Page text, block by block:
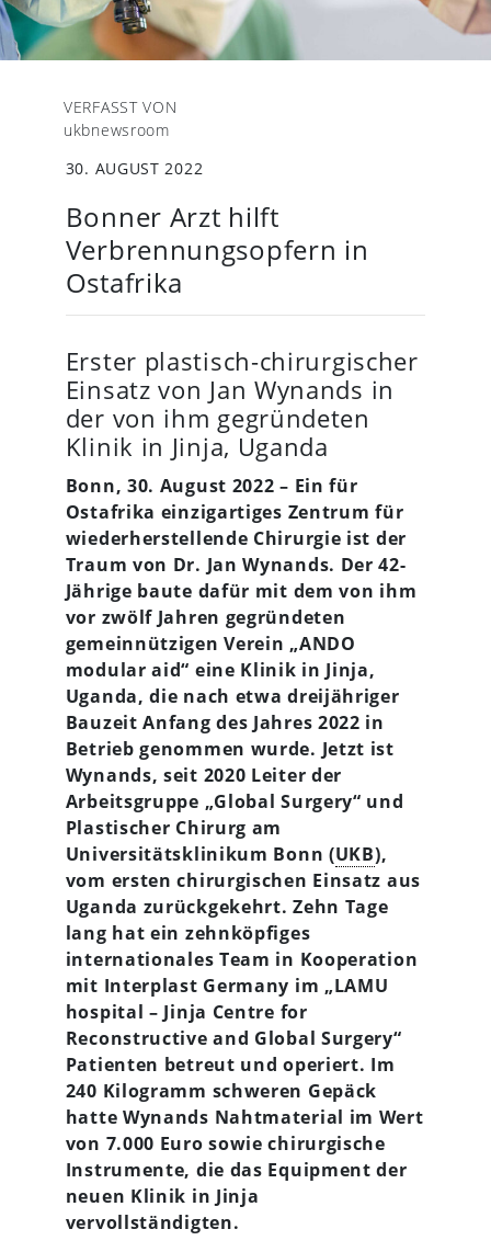
VERFASST VON
ukbnewsroom
30. AUGUST 2022
Bonner Arzt hilft
Verbrennungsopfern in
Ostafrika
Erster plastisch-chirurgischer
Einsatz von Jan Wynands in
der von ihm gegründeten
Klinik in Jinja, Uganda
Bonn, 30. August 2022 – Ein für
Ostafrika einzigartiges Zentrum für
wiederherstellende Chirurgie ist der
Traum von Dr. Jan Wynands. Der 42-
Jährige baute dafür mit dem von ihm
vor zwölf Jahren gegründeten
gemeinnützigen Verein „ANDO
modular aid“ eine Klinik in Jinja,
Uganda, die nach etwa dreijähriger
Bauzeit Anfang des Jahres 2022 in
Betrieb genommen wurde. Jetzt ist
Wynands, seit 2020 Leiter der
Arbeitsgruppe „Global Surgery“ und
Plastischer Chirurg am
Universitätsklinikum Bonn (UKB),
vom ersten chirurgischen Einsatz aus
Uganda zurückgekehrt. Zehn Tage
lang hat ein zehnköpfiges
internationales Team in Kooperation
mit Interplast Germany im „LAMU
hospital – Jinja Centre for
Reconstructive and Global Surgery“
Patienten betreut und operiert. Im
240 Kilogramm schweren Gepäck
hatte Wynands Nahtmaterial im Wert
von 7.000 Euro sowie chirurgische
Instrumente, die das Equipment der
neuen Klinik in Jinja
vervollständigten.